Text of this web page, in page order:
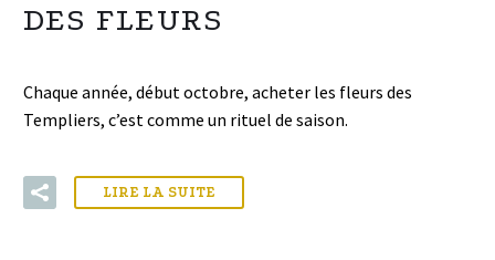
DES FLEURS
Chaque année, début octobre, acheter les fleurs des
Templiers, c’est comme un rituel de saison.
LIRE LA SUITE